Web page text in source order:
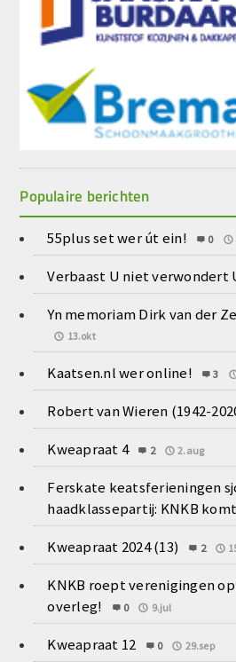
Populaire berichten
55plus set wer út ein! 0
Verbaast U niet verwondert
Yn memoriam Dirk van der
13.okt
Kaatsen.nl wer online! 3
Robert van Wieren (1942-
Kweapraat 4 2 2.aug
Ferskate keatsferieningen
haadklassepartij: KNKB
Kweapraat 2024 (13) 2
KNKB roept verenigingen
overleg!
0 9.jul
Kweapraat 12 0 29.sep